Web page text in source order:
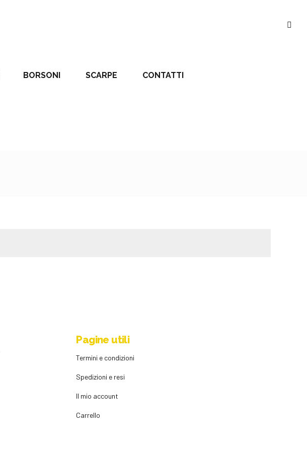
BORSONI SCARPE CONTATTI
Pagine utili
Termini e condizioni
Spedizioni e resi
Il mio account
Carrello